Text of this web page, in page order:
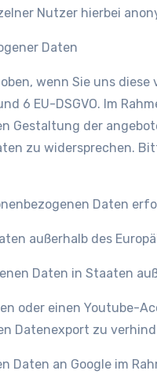
Nutzer hierbei
Daten
wenn Sie uns
6 EU-DSGVO. Im
Gestaltung der
zu widersprechen.
Daten
außerhalb des
Daten in Staaten
oder einen Youtube-
Datenexport zu
Daten an Google im